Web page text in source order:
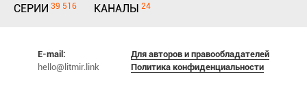
СЕРИИ 39 516 КАНАЛЫ 24
E-mail:
hello@litmir.link
Для авторов и правообладателей
Политика конфиденциальности